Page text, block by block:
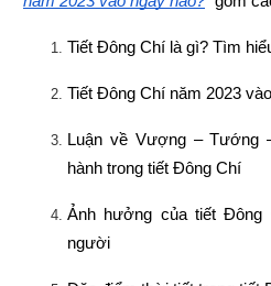
Tiết Đông Chí là gì? Tìm
Tiết Đông Chí năm 2023
Luận về Vượng –
hành trong tiết Đông Chí
Ảnh hưởng của tiết
người